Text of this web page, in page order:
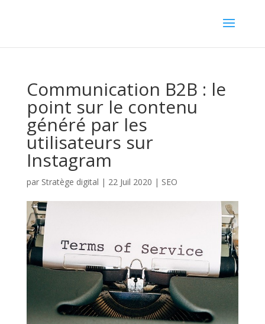
Communication B2B : le
point sur le contenu
généré par les
utilisateurs sur
Instagram
par Stratège digital | 22 Juil 2020 | SEO